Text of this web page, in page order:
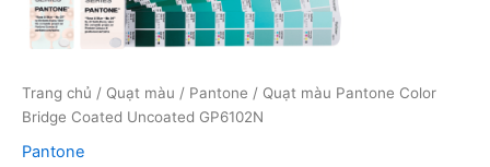
Trang chủ / Quạt màu / Pantone / Quạt màu Pantone Color
Bridge Coated Uncoated GP6102N
Pantone